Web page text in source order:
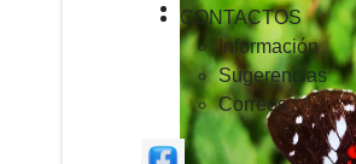
CONTACTOS
Información
Sugerencias
Correos